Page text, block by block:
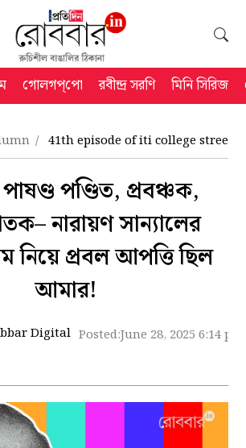
গোলগপ্‌পো রবীন্দ্র সরণি মিনি সিরিজ
41th episode of iti college street
পণ্ডিত, প্রবঞ্চক,
নারায়ণ সান্যালের
নিয়ে প্রবল আপত্তি ছিল
আমার!
Digital Posted:June 28, 2025 6:14 pm